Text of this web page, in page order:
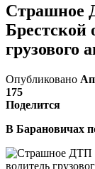
Страшное
Брестской
грузового
Опубликовано
175
Поделится
В Барановичах